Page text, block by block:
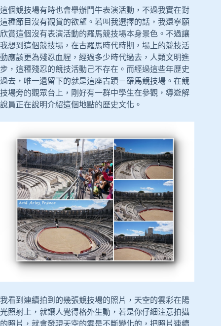
這個競技場有時也會舉辦鬥牛表演活動，不過我實在對
這種節目沒有觀賞的欲望。若叫我選擇的話，我還寧願
欣賞這個沒有表演活動的羅馬競技場本身景色。不過讓
我想到這個競技場，在古羅馬時代時期，場上的競技活
動應該更為殘忍血腥，經過多少時代過去，人類文明進
步，這種殘忍的競技活動己不存在。而經過這些年歷史
過去，唯一遺留下的就是這座古蹟－羅馬競技場。在競
技場旁的觀眾台上，剛好有一群中學生在參觀，導遊解
說員正在說明介紹這個地點的歷史文化。
我看到連續拍到的幾張競技場的照片，天空的雲彩在陽
光照射上，就讓人覺得格外生動，若是你仔細注意拍攝
的照片，就會發現天空的雲是不斷變化的，把照片連續